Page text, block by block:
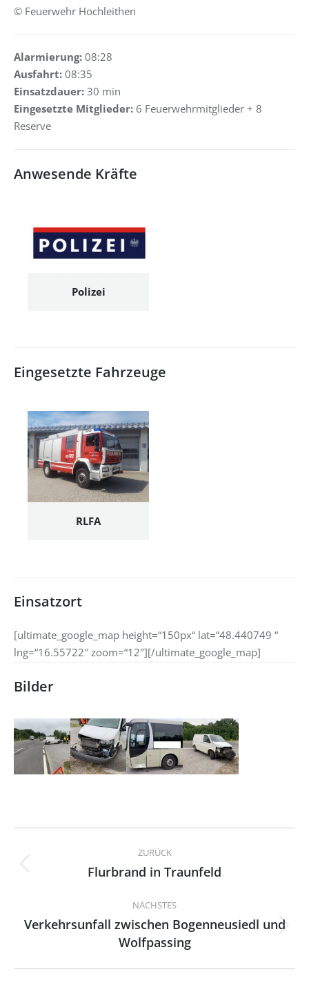
© Feuerwehr Hochleithen
Alarmierung: 08:28
Ausfahrt: 08:35
Einsatzdauer: 30 min
Eingesetzte Mitglieder: 6 Feuerwehrmitglieder + 8
Reserve
Anwesende Kräfte
Polizei
Eingesetzte Fahrzeuge
RLFA
Einsatzort
[ultimate_google_map height=“150px“ lat=“48.440749 “
lng=“16.55722″ zoom=“12″][/ultimate_google_map]
Bilder
Kommentarnavigation
ZURÜCK
Vorheriger
Flurbrand in Traunfeld
NÄCHSTES
Nächster
Beitrag:
Verkehrsunfall zwischen Bogenneusiedl und
Wolfpassing